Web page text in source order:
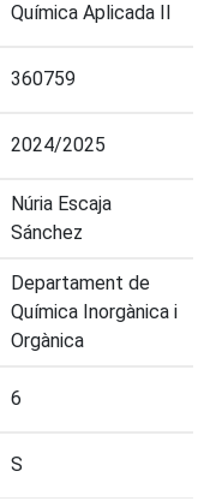
Química Aplicada II
360759
2024/2025
Núria Escaja
Sánchez
Departament de
Química Inorgànica i
Orgànica
6
S